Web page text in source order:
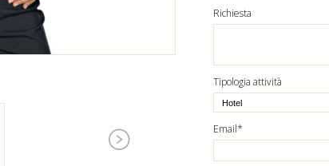
Richiesta
Tipologia attività
Email*